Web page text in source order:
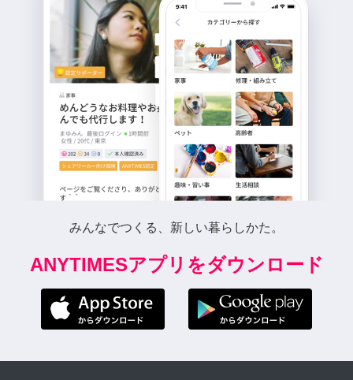
みんなでつくる、新しい暮らしかた。
ANYTIMESアプリをダウンロード